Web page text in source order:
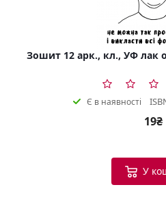
Зошит 12 арк., кл., УФ лак
Є в наявності
19₴
У